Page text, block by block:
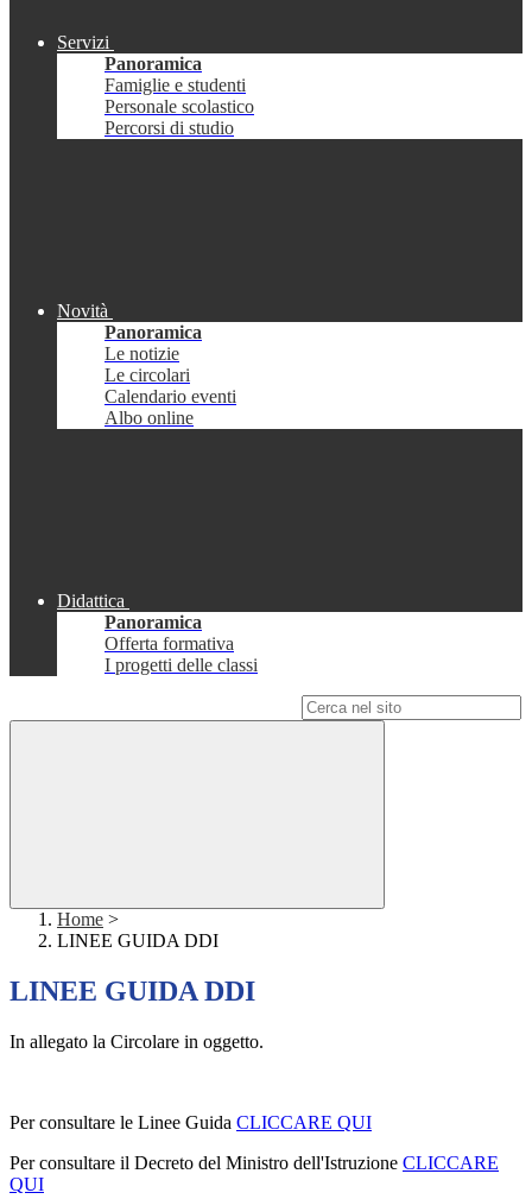
Servizi
Panoramica
Famiglie e studenti
Personale scolastico
Percorsi di studio
Novità
Panoramica
Le notizie
Le circolari
Calendario eventi
Albo online
Didattica
Panoramica
Offerta formativa
I progetti delle classi
Home >
LINEE GUIDA DDI
LINEE GUIDA DDI
In allegato la Circolare in oggetto.
Per consultare le Linee Guida CLICCARE QUI
Per consultare il Decreto del Ministro dell'Istruzione CLICCARE
QUI